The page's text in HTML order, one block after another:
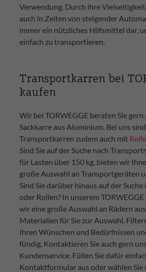
Verwendung. Durch ihre
auch in Zeiten von steigender
immer ein nützliches Hilfsmittel dar,
einfach zu transportieren.
Transportkarren bei
kaufen
Wir bei TORWEGGE beraten Sie
Sackkarre aus Aluminium. Bei uns sind
Transportkarren zudem auch mit
Sind Sie auf der Suche nach
für Lasten über 150 kg, bieten wir
große Auswahl an Transportgeräten
Sind Sie darüber hinaus auf der Suche
oder Rollen? In unserem TORWEGGE
wir eine große Auswahl an Rädern
Materialien für Sie zur Auswahl.
Ihren Wünschen und Bedürfnissen
fündig. Kontaktieren Sie auch gern
Kundenservice. Füllen Sie dafür
Kontaktformular aus oder wählen Sie